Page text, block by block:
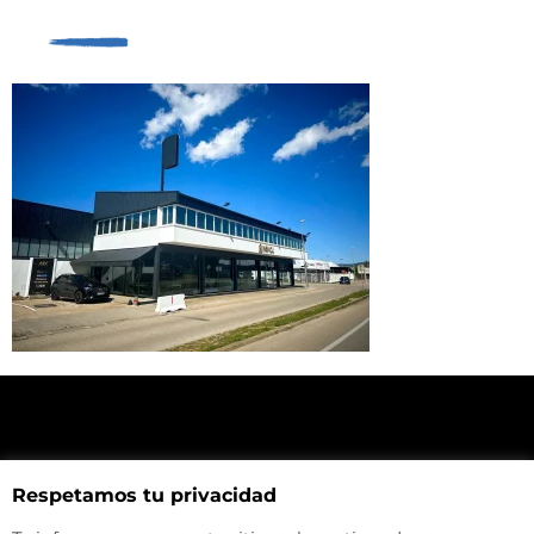
Haz click aquí y mira como llegar a la tienda
Respetamos tu privacidad